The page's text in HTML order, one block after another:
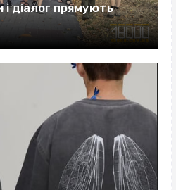
діалог прямують